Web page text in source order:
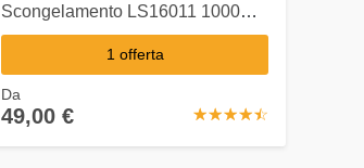
Scongelamento LS16011 1000W
Bianco - Moulinex
1 offerta
☆☆☆☆☆
★★★★★
Da
49,00 €